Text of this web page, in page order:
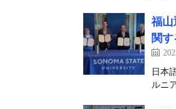
福山
関
日本
ルニ